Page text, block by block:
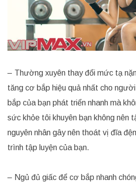
– Thường xuyên thay đổi mức tạ
tăng cơ bắp hiệu quả nhất cho
bắp của bạn phát triển nhanh mà
sức khỏe tôi khuyên bạn không nên
nguyên nhân gây nên thoát vị đĩa
trình tập luyện của bạn.
– Ngủ đủ giấc để cơ bắp nhanh